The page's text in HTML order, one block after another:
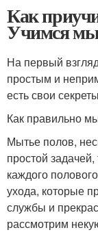
Как
Учимся
На первый
простым и
есть свои
Как правильно
Мытье полов,
простой
каждого
ухода, которые
службы и
рассмотрим